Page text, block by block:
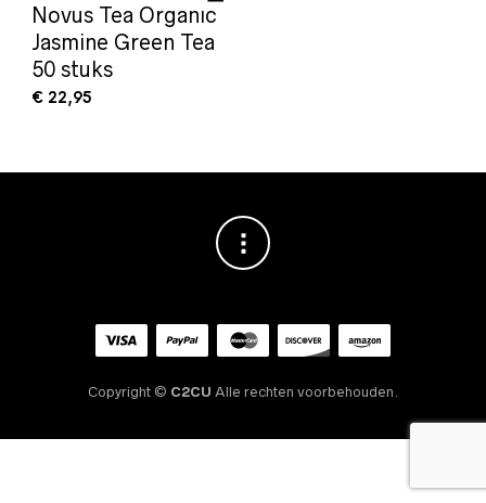
Novus Tea Organic
Jasmine Green Tea
50 stuks
€22,95
Copyright © C2CU Alle rechten voorbehouden.